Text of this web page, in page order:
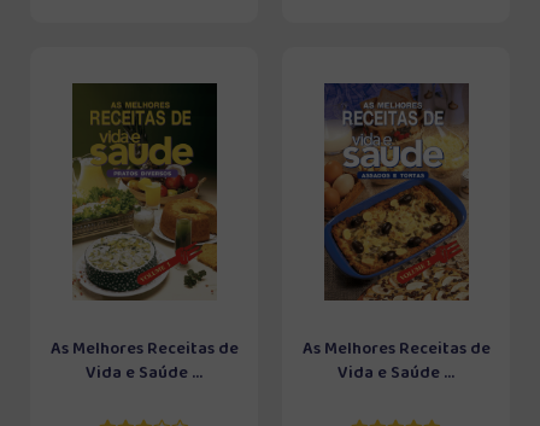
As Melhores Receitas de
Vida e Saúde ...
As Melhores Receitas de
Vida e Saúde ...